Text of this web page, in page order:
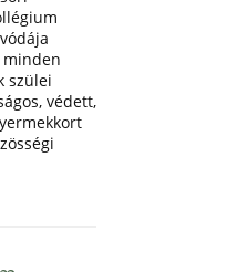
szülei
védett,